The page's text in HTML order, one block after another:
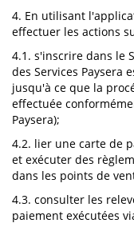
4. En utilisant
effectuer les actions
4.1. s'inscrire dans le
des Services Paysera
jusqu'à ce que la
effectuée
Paysera);
4.2. lier une carte de
et exécuter des
dans les points de
4.3. consulter les
paiement exécutées